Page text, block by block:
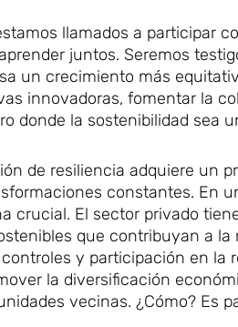
llamados a participar
juntos. Seremos
un crecimiento más
innovadoras, fomentar la
donde la sostenibilidad sea
de resiliencia adquiere un
constantes. En
crucial. El sector privado
que contribuyan a
y participación en
la diversificación
vecinas. ¿Cómo? Es